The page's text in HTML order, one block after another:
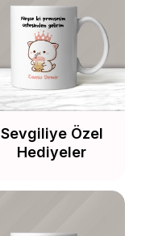
Sevgiliye Özel
Hediyeler